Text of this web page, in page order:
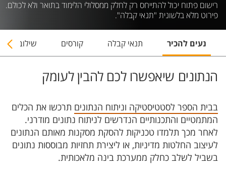
רישום פתוח יכול להתייחס רק לחלק ממסלולי הלימוד בתואר ולא לכולם.
פירוט מלא בלשונית "תנאי קבלה".
נעים להכיר תנאי קבלה קורסים שילובי
הנתונים שיאפשרו לכם להבין לעומק
בבית הספר לסטטיסטיקה וניתוח הנתונים תרכשו את הכלים
המתמטיים והתכנותיים הנדרשים לניתוח נתונים מודרני.
לאחר מכך תלמדו טכניקות להסקת מסקנות מאותם הנתונים
לעיצוב החלטות מדיניות, או ליצירת תחזיות מבוססות נתונים
בשביל לשלב כחלק ממערכת בינה מלאכותית.